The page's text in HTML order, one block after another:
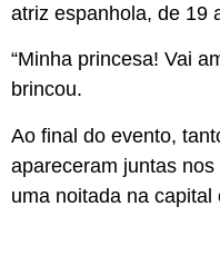
atriz espanhola, de 19
“Minha princesa! Vai
brincou.
Ao final do evento,
apareceram juntas
uma noitada na capital